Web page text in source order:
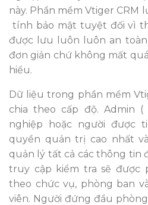
này. Phần mềm Vtiger CRM
tính bảo mật tuyệt đối vì
được lưu luôn luôn an
đơn giản chứ không mất
hiểu.
Dữ liệu trong phần mềm
chia theo cấp độ. Admin
nghiệp hoặc người được
quyền quản trị cao nhất
quản lý tất cả các thông tin
truy cập kiểm tra sẽ được
theo chức vụ, phòng ban
viên. Người đứng đầu